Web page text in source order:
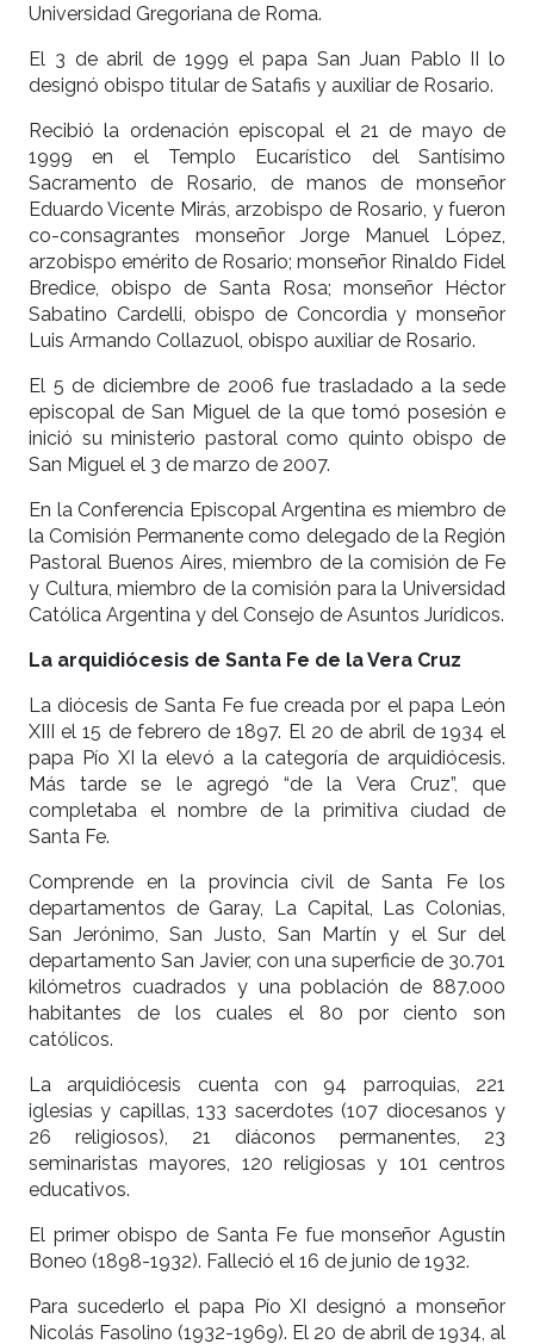
Universidad Gregoriana de Roma.
El 3 de abril de 1999 el papa San Juan Pablo II lo
designó obispo titular de Satafis y auxiliar de Rosario.
Recibió la ordenación episcopal el 21 de mayo de
1999 en el Templo Eucarístico del Santísimo
Sacramento de Rosario, de manos de monseñor
Eduardo Vicente Mirás, arzobispo de Rosario, y fueron
co-consagrantes monseñor Jorge Manuel López,
arzobispo emérito de Rosario; monseñor Rinaldo Fidel
Bredice, obispo de Santa Rosa; monseñor Héctor
Sabatino Cardelli, obispo de Concordia y monseñor
Luis Armando Collazuol, obispo auxiliar de Rosario.
El 5 de diciembre de 2006 fue trasladado a la sede
episcopal de San Miguel de la que tomó posesión e
inició su ministerio pastoral como quinto obispo de
San Miguel el 3 de marzo de 2007.
En la Conferencia Episcopal Argentina es miembro de
la Comisión Permanente como delegado de la Región
Pastoral Buenos Aires, miembro de la comisión de Fe
y Cultura, miembro de la comisión para la Universidad
Católica Argentina y del Consejo de Asuntos Jurídicos.
La arquidiócesis de Santa Fe de la Vera Cruz
La diócesis de Santa Fe fue creada por el papa León
XIII el 15 de febrero de 1897. El 20 de abril de 1934 el
papa Pío XI la elevó a la categoría de arquidiócesis.
Más tarde se le agregó “de la Vera Cruz”, que
completaba el nombre de la primitiva ciudad de
Santa Fe.
Comprende en la provincia civil de Santa Fe los
departamentos de Garay, La Capital, Las Colonias,
San Jerónimo, San Justo, San Martín y el Sur del
departamento San Javier, con una superficie de 30.701
kilómetros cuadrados y una población de 887.000
habitantes de los cuales el 80 por ciento son
católicos.
La arquidiócesis cuenta con 94 parroquias, 221
iglesias y capillas, 133 sacerdotes (107 diocesanos y
26 religiosos), 21 diáconos permanentes, 23
seminaristas mayores, 120 religiosas y 101 centros
educativos.
El primer obispo de Santa Fe fue monseñor Agustín
Boneo (1898-1932). Falleció el 16 de junio de 1932.
Para sucederlo el papa Pío XI designó a monseñor
Nicolás Fasolino (1932-1969). El 20 de abril de 1934, al